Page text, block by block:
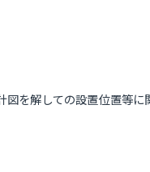
を解しての設置位置等